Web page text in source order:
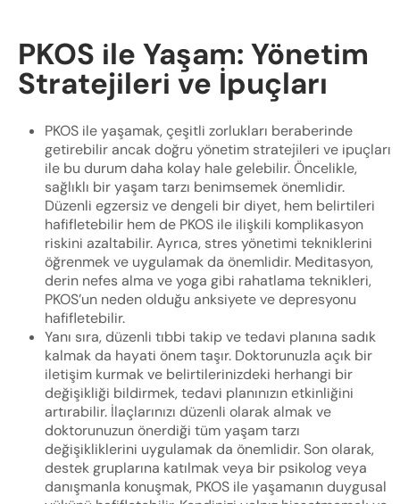
PKOS ile Yaşam: Yönetim
Stratejileri ve İpuçları
PKOS ile yaşamak, çeşitli zorlukları beraberinde
getirebilir ancak doğru yönetim stratejileri ve ipuçları
ile bu durum daha kolay hale gelebilir. Öncelikle,
sağlıklı bir yaşam tarzı benimsemek önemlidir.
Düzenli egzersiz ve dengeli bir diyet, hem belirtileri
hafifletebilir hem de PKOS ile ilişkili komplikasyon
riskini azaltabilir. Ayrıca, stres yönetimi tekniklerini
öğrenmek ve uygulamak da önemlidir. Meditasyon,
derin nefes alma ve yoga gibi rahatlama teknikleri,
PKOS’un neden olduğu anksiyete ve depresyonu
hafifletebilir.
Yanı sıra, düzenli tıbbi takip ve tedavi planına sadık
kalmak da hayati önem taşır. Doktorunuzla açık bir
iletişim kurmak ve belirtilerinizdeki herhangi bir
değişikliği bildirmek, tedavi planınızın etkinliğini
artırabilir. İlaçlarınızı düzenli olarak almak ve
doktorunuzun önerdiği tüm yaşam tarzı
değişikliklerini uygulamak da önemlidir. Son olarak,
destek gruplarına katılmak veya bir psikolog veya
danışmanla konuşmak, PKOS ile yaşamanın duygusal